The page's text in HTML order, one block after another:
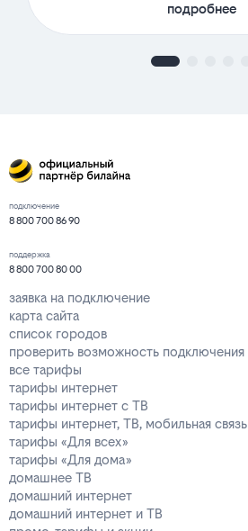
подробнее
подключение
8 800 700 86 90
поддержка
8 800 700 80 00
заявка на подключение
карта сайта
список городов
проверить возможность подключения
все тарифы
тарифы интернет
тарифы интернет с ТВ
тарифы интернет, ТВ, мобильная связь
тарифы «Для всех»
тарифы «Для дома»
домашнее ТВ
домашний интернет
домашний интернет и ТВ